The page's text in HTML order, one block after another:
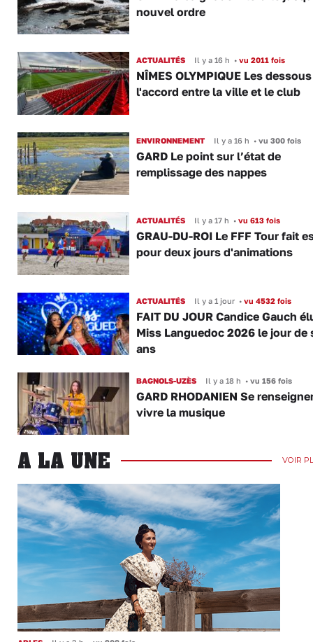
nouvel ordre
ACTUALITÉS Il y a 16 h •vu 2011 fois
NÎMES OLYMPIQUE Les
l'accord entre la ville et le club
ENVIRONNEMENT Il y a 16 h •vu 300 fois
GARD Le point sur l’état de
remplissage des nappes
ACTUALITÉS Il y a 17 h •vu 613 fois
GRAU-DU-ROI Le FFF Tour fait
pour deux jours d'animations
ACTUALITÉS Il y a 1 jour •vu 4532 fois
FAIT DU JOUR Candice Gauch
Miss Languedoc 2026 le jour de
ans
BAGNOLS-UZÈS Il y a 18 h •vu 156 fois
GARD RHODANIEN Se
vivre la musique
A LA UNE VOIR